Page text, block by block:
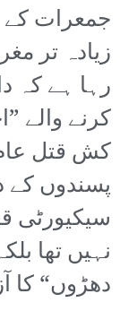
جمعرات
زیادہ تر
رہا ہے کہ
کرنے والے
کش قتل عام
پسندوں کے
سیکیورٹی
نہیں تھا
دھڑوں“ کا